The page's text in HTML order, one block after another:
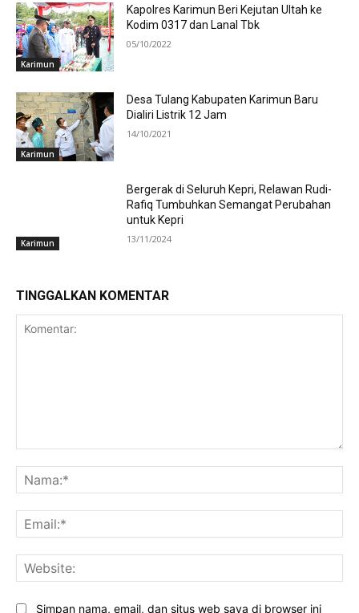
Karimun
Kapolres Karimun Beri Kejutan Ultah ke
Kodim 0317 dan Lanal Tbk
05/10/2022
Karimun
Desa Tulang Kabupaten Karimun Baru
Dialiri Listrik 12 Jam
14/10/2021
Karimun
Bergerak di Seluruh Kepri, Relawan Rudi-
Rafiq Tumbuhkan Semangat Perubahan
untuk Kepri
13/11/2024
TINGGALKAN KOMENTAR
Simpan nama, email, dan situs web saya di browser ini